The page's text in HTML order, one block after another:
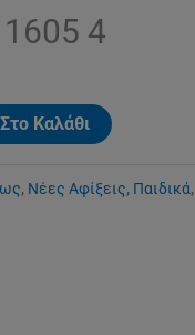
4
Καλάθι
, Νέες Αφίξεις, Παιδικά,